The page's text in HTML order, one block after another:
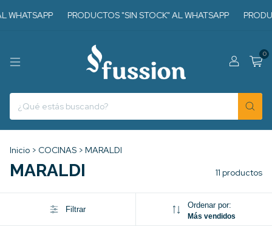
PRODUCTOS "SIN STOCK" AL WHATSAPP
0
Inicio > COCINAS > MARALDI
MARALDI 11 productos
Filtrar Ordenar por:
Más vendidos